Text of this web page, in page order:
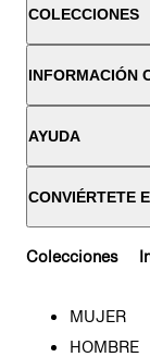
COLECCIONES
INFORMACIÓN
AYUDA
CONVIÉRTETE
Colecciones
MUJER
HOMBRE